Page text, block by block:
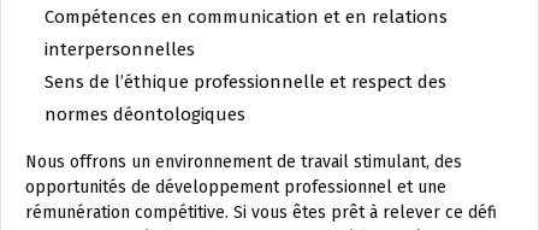
Compétences en communication et en relations
interpersonnelles
Sens de l’éthique professionnelle et respect des
normes déontologiques
Nous offrons un environnement de travail stimulant, des
opportunités de développement professionnel et une
rémunération compétitive. Si vous êtes prêt à relever ce défi